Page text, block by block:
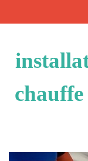
chauffe